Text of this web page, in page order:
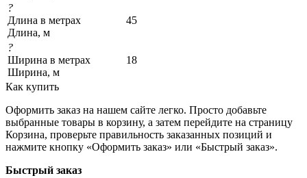
?
Длина в метрах
Длина, м
45
?
Ширина в метрах
Ширина, м
18
Как купить
Оформить заказ на нашем сайте легко. Просто добавьте
выбранные товары в корзину, а затем перейдите на страницу
Корзина, проверьте правильность заказанных позиций и
нажмите кнопку «Оформить заказ» или «Быстрый заказ».
Быстрый заказ